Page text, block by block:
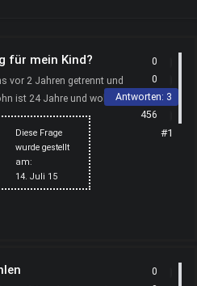
für mein Kind?
vor 2 Jahren getrennt und
ist 24 Jahre und wohnt
da er s...
Diese Frage
wurde gestellt
am:
14. Juli 15
0
0
Antworten: 3
456
#1
0